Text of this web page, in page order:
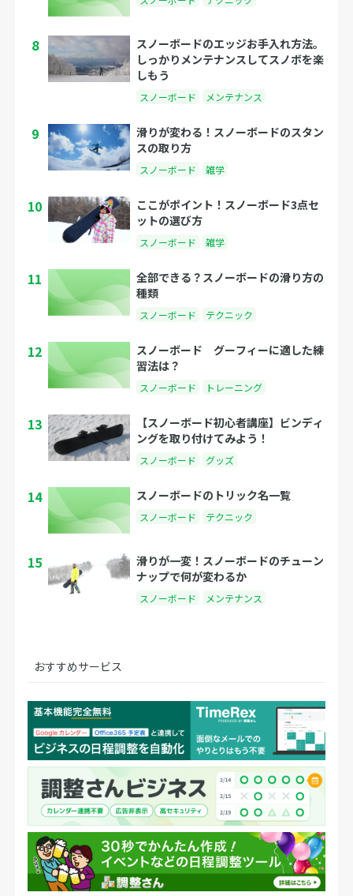
8
スノーボードのエッジお手入れ方法。
しっかりメンテナンスしてスノボを楽
しもう
スノーボード メンテナンス
9
滑りが変わる！スノーボードのスタン
スの取り方
スノーボード 雑学
10
ここがポイント！スノーボード3点セ
ットの選び方
スノーボード 雑学
11
全部できる？スノーボードの滑り方の
種類
スノーボード テクニック
12
スノーボード グーフィーに適した練
習法は？
スノーボード トレーニング
13
【スノーボード初心者講座】ビンディ
ングを取り付けてみよう！
スノーボード グッズ
14 スノーボードのトリック名一覧
スノーボード テクニック
15
滑りが一変！スノーボードのチューン
ナップで何が変わるか
スノーボード メンテナンス
おすすめサービス